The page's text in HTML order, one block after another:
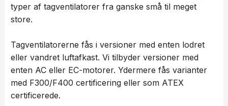
typer af tagventilatorer fra ganske små til meget
store.
Tagventilatorerne fås i versioner med enten lodret
eller vandret luftafkast. Vi tilbyder versioner med
enten AC eller EC-motorer. Ydermere fås varianter
med F300/F400 certificering eller som ATEX
certificerede.